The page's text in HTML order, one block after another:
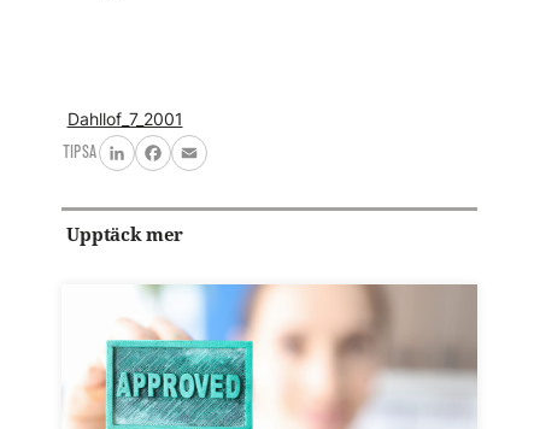
Dahllof_7_2001
TIPSA
LinkedInFacebook
Email
Upptäck mer